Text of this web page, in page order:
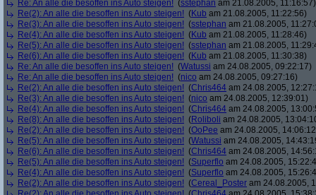
Re: An alle die besoffen ins Auto steigen! (sstephan am 21.08.2005, 11:16:57)
Re(2): An alle die besoffen ins Auto steigen! (Kub am 21.08.2005, 11:22:56)
Re(3): An alle die besoffen ins Auto steigen! (sstephan am 21.08.2005,
Re(4): An alle die besoffen ins Auto steigen! (Kub am 21.08.2005, 11:28:46)
Re(5): An alle die besoffen ins Auto steigen! (sstephan am 21.08.2005,
Re(6): An alle die besoffen ins Auto steigen! (Kub am 21.08.2005, 11:30:38)
Re: An alle die besoffen ins Auto steigen! (Watussi am 24.08.2005, 09:22:17)
Re: An alle die besoffen ins Auto steigen! (nico am 24.08.2005, 09:27:16)
Re(2): An alle die besoffen ins Auto steigen! (Chris464 am 24.08.2005,
Re(3): An alle die besoffen ins Auto steigen! (nico am 24.08.2005, 12:39:01)
Re(4): An alle die besoffen ins Auto steigen! (Chris464 am 24.08.2005,
Re(8): An alle die besoffen ins Auto steigen! (Roliboli am 24.08.2005,
Re(2): An alle die besoffen ins Auto steigen! (OoPee am 24.08.2005,
Re(5): An alle die besoffen ins Auto steigen! (Watussi am 24.08.2005,
Re(6): An alle die besoffen ins Auto steigen! (Chris464 am 24.08.2005,
Re(5): An alle die besoffen ins Auto steigen! (Superflo am 24.08.2005,
Re(4): An alle die besoffen ins Auto steigen! (Superflo am 24.08.2005,
Re(2): An alle die besoffen ins Auto steigen! (Cereal_Poster am 24.08.2005,